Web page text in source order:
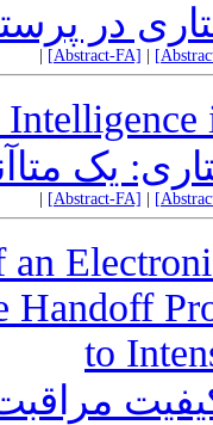
در
[Abstract-FA]
یک
[Abstract-FA]
an
Handoff
to
مراقبت